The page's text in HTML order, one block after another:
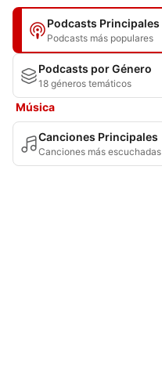
Podcasts Principales
Podcasts más populares
Podcasts por Género
18 géneros temáticos
Música
Canciones Principales
Canciones más escuchadas